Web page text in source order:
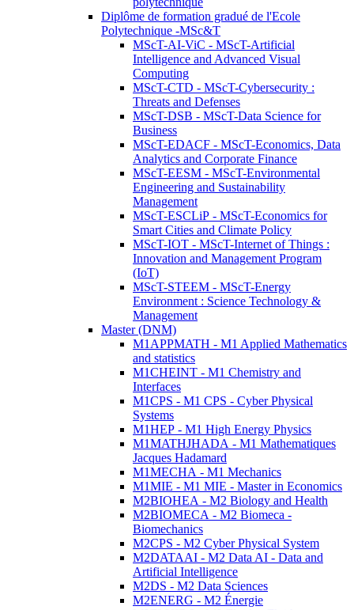
Diplôme de formation gradué de l'Ecole
Polytechnique -MSc&T
MScT-AI-ViC - MScT-Artificial
Intelligence and Advanced Visual
Computing
MScT-CTD - MScT-Cybersecurity :
Threats and Defenses
MScT-DSB - MScT-Data Science for
Business
MScT-EDACF - MScT-Economics, Data
Analytics and Corporate Finance
MScT-EESM - MScT-Environmental
Engineering and Sustainability
Management
MScT-ESCLiP - MScT-Economics for
Smart Cities and Climate Policy
MScT-IOT - MScT-Internet of Things :
Innovation and Management Program
(IoT)
MScT-STEEM - MScT-Energy
Environment : Science Technology &
Management
Master (DNM)
M1APPMATH - M1 Applied Mathematics
and statistics
M1CHEINT - M1 Chemistry and
Interfaces
M1CPS - M1 CPS - Cyber Physical
Systems
M1HEP - M1 High Energy Physics
M1MATHJHADA - M1 Mathematiques
Jacques Hadamard
M1MECHA - M1 Mechanics
M1MIE - M1 MIE - Master in Economics
M2BIOHEA - M2 Biology and Health
M2BIOMECA - M2 Biomeca -
Biomechanics
M2CPS - M2 Cyber Physical System
M2DATAAI - M2 Data AI - Data and
Artificial Intelligence
M2DS - M2 Data Sciences
M2ENERG - M2 Énergie